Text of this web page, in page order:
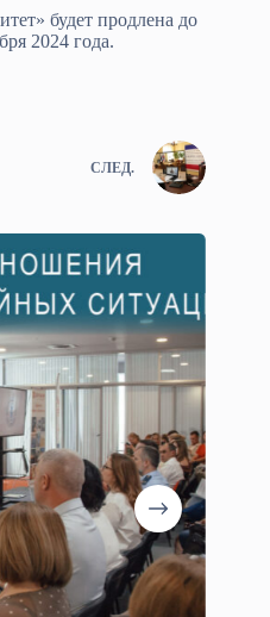
будет продлена до
2024 года.
СЛЕД.